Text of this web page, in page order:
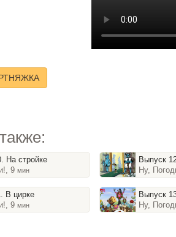
На стройке
9 мин
В цирке
9 мин
Выпуск
Ну,
Выпуск
Ну,